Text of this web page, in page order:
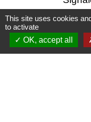
This site uses cookies
to activate
OK, accept all